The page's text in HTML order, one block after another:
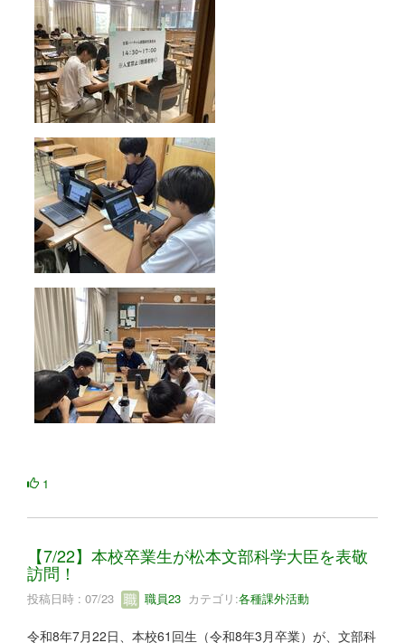
1
【7/22】本校卒業生が松本文部科学大臣を表敬
訪問！
投稿日時 : 07/23 職員23 カテゴリ:各種課外活動
令和8年7月22日、本校61回生（令和8年3月卒業）が、文部科